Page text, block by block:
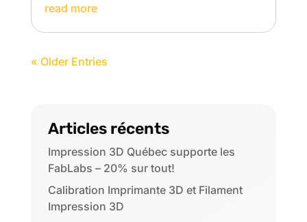
read more
« Older Entries
Articles récents
Impression 3D Québec supporte les
FabLabs – 20% sur tout!
Calibration Imprimante 3D et Filament
Impression 3D